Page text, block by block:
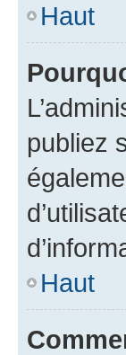
Haut
publiez
Haut